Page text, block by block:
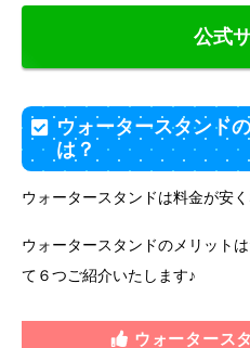
公式
ウォータースタンド
は？
ウォータースタンドは料金が安
ウォータースタンドのメリット
て６つご紹介いたします♪
ウォータース